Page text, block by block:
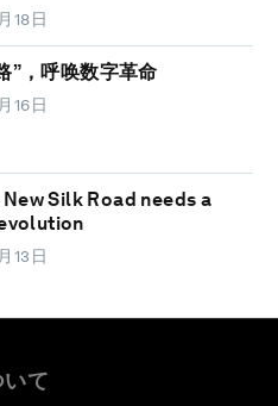
18日
”，呼唤数字革命
16日
Silk Road needs a
13日
て